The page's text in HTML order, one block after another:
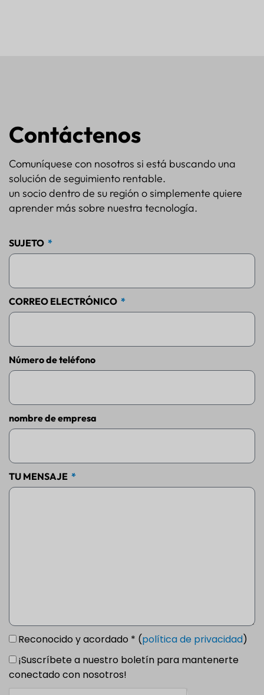
Contáctenos
Comuníquese con nosotros si está buscando una
solución de seguimiento rentable.
un socio dentro de su región o simplemente quiere
aprender más sobre nuestra tecnología.
SUJETO
CORREO ELECTRÓNICO
Número de teléfono
nombre de empresa
TU MENSAJE
Reconocido y acordado * (política de privacidad)
¡Suscríbete a nuestro boletín para mantenerte
conectado con nosotros!